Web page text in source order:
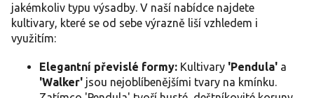
jakémkoliv typu výsadby. V naší nabídce najdete
kultivary, které se od sebe výrazně liší vzhledem i
využitím:
Elegantní převislé formy: Kultivary 'Pendula' a
'Walker' jsou nejoblíbenějšími tvary na kmínku.